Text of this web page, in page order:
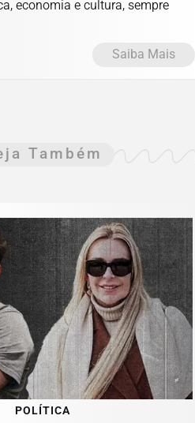
economia e cultura, sempre
Saiba Mais
Também
POLÍTICA